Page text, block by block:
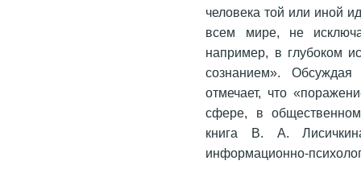
человека той или иной
всем мире, не
например, в глубоком
сознанием».
отмечает, что
сфере, в
книга В. А.
информационно-